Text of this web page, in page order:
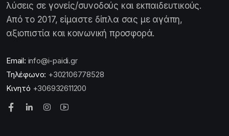
λύσεις σε γονείς/συνοδούς και εκπαιδευτικούς.
Από το 2017, είμαστε δίπλα σας με αγάπη,
αξιοπιστία και κοινωνική προσφορά.
Email: info@i-paidi.gr
Τηλέφωνο: +302106778528
Κινητό +306932611200